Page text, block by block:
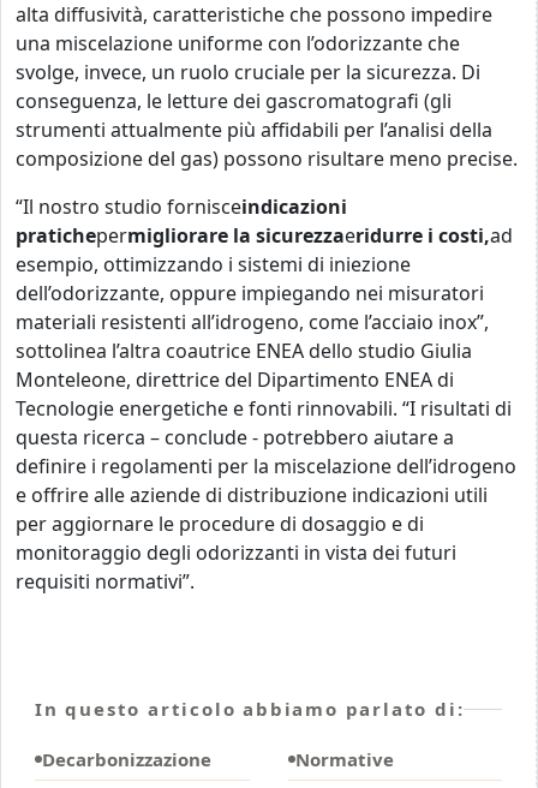
alta diffusività, caratteristiche che possono impedire
una miscelazione uniforme con l’odorizzante che
svolge, invece, un ruolo cruciale per la sicurezza. Di
conseguenza, le letture dei gascromatografi (gli
strumenti attualmente più affidabili per l’analisi della
composizione del gas) possono risultare meno precise.
“Il nostro studio fornisceindicazioni
pratichepermigliorare la sicurezzaeridurre i costi,ad
esempio, ottimizzando i sistemi di iniezione
dell’odorizzante, oppure impiegando nei misuratori
materiali resistenti all’idrogeno, come l’acciaio inox”,
sottolinea l’altra coautrice ENEA dello studio Giulia
Monteleone, direttrice del Dipartimento ENEA di
Tecnologie energetiche e fonti rinnovabili. “I risultati di
questa ricerca – conclude - potrebbero aiutare a
definire i regolamenti per la miscelazione dell’idrogeno
e offrire alle aziende di distribuzione indicazioni utili
per aggiornare le procedure di dosaggio e di
monitoraggio degli odorizzanti in vista dei futuri
requisiti normativi”.
In questo articolo abbiamo parlato di:
Decarbonizzazione
Normative